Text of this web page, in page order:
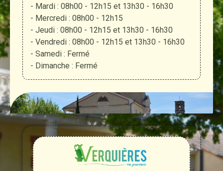
- Mardi : 08h00 - 12h15 et 13h30 - 16h30
- Mercredi : 08h00 - 12h15
- Jeudi : 08h00 - 12h15 et 13h30 - 16h30
- Vendredi : 08h00 - 12h15 et 13h30 - 16h30
- Samedi : Fermé
- Dimanche : Fermé
Entre
Rhône,
Alpilles